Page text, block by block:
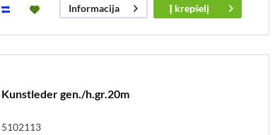
Informacija
Į krepšelį
Kunstleder gen./h.gr.20m
5102113